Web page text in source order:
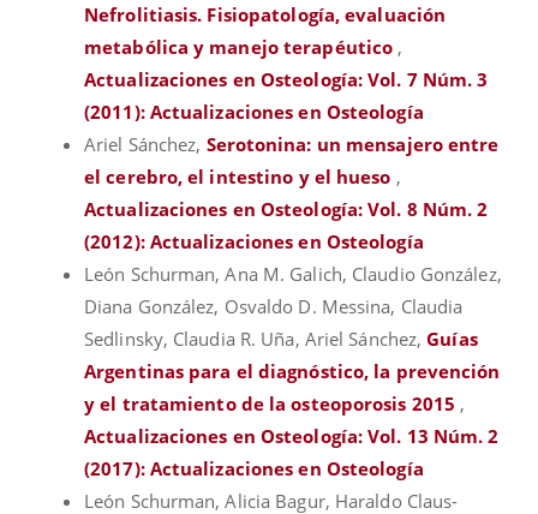
Nefrolitiasis. Fisiopatología, evaluación
metabólica y manejo terapéutico ,
Actualizaciones en Osteología: Vol. 7 Núm. 3
(2011): Actualizaciones en Osteología
Ariel Sánchez, Serotonina: un mensajero entre
el cerebro, el intestino y el hueso ,
Actualizaciones en Osteología: Vol. 8 Núm. 2
(2012): Actualizaciones en Osteología
León Schurman, Ana M. Galich, Claudio González,
Diana González, Osvaldo D. Messina, Claudia
Sedlinsky, Claudia R. Uña, Ariel Sánchez,Guías
Argentinas para el diagnóstico, la prevención
y el tratamiento de la osteoporosis 2015 ,
Actualizaciones en Osteología: Vol. 13 Núm. 2
(2017): Actualizaciones en Osteología
León Schurman, Alicia Bagur, Haraldo Claus-